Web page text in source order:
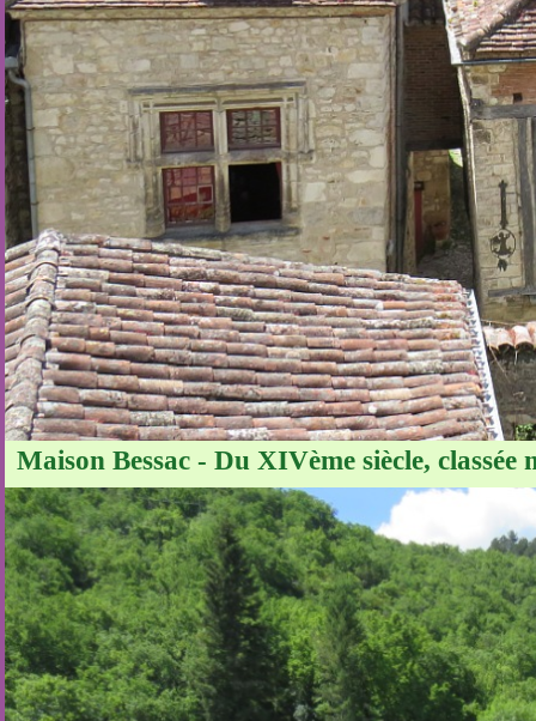
Maison Bessac - Du XIVème siècle,